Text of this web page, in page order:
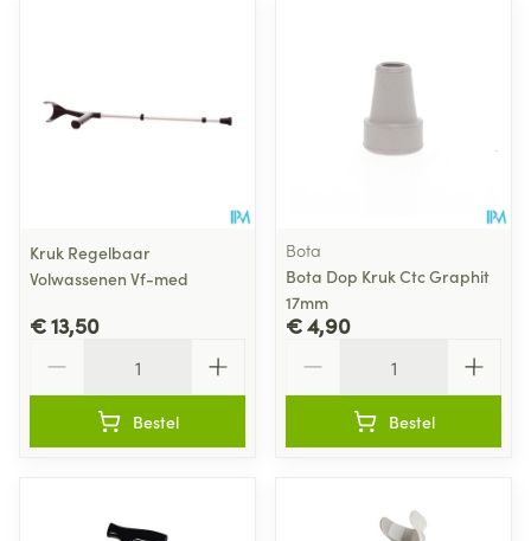
Kruk Regelbaar
Volwassenen Vf-med
€ 13,50
Bestel
Bota
Bota Dop Kruk Ctc Graphit
17mm
€ 4,90
Bestel